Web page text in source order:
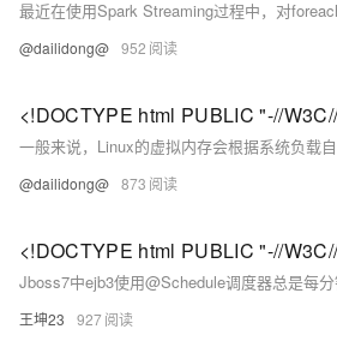
@dailidong@ 952
@dailidong@ 873
王坤23 927